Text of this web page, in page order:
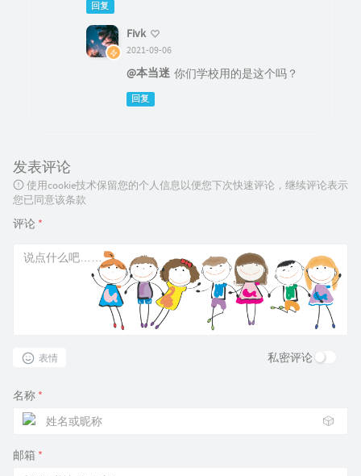
回复
Fivk
2021-09-06
@本当迷 你们学校用的是这个吗？
回复
发表评论
使用cookie技术保留您的个人信息以便您下次快速评论，继续评论表示
您已同意该条款
评论 *
表情 私密评论
名称 *
🎲
邮箱 *